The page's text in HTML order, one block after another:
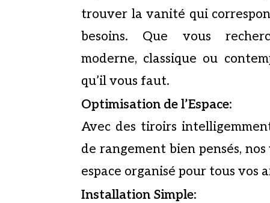
trouver la vanité qui
besoins. Que vous
moderne, classique ou
qu’il vous faut.
Optimisation de l’Espace:
Avec des tiroirs
de rangement bien pensés,
espace organisé pour tous vos
Installation Simple: